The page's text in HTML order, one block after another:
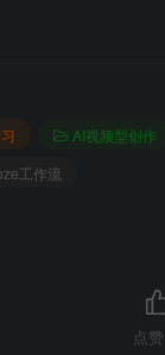
AI视频型创作
工作流
点赞